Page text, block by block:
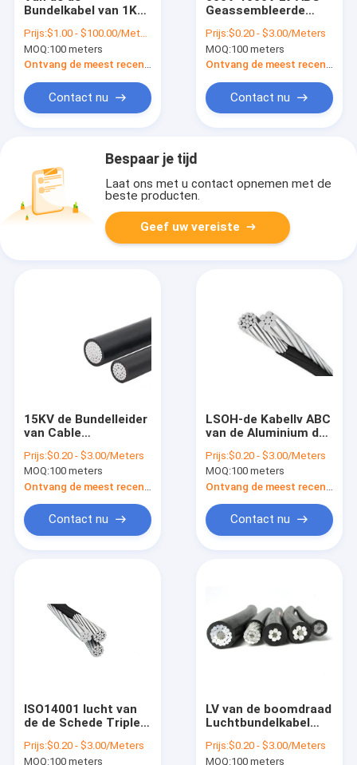
Bundelkabel van 1KV
van het
Aluminiumabc
Luchtkabel
Prijs:$1.00 - $100.00/Meters
MOQ:100 meters
Ontvang de meest recente Prijs
Contact nu
Geassembleerde
de Lucht Gebundelde
Kabel NFC 33209
Prijs:$0.20 - $3.00/Meters
MOQ:100 meters
Ontvang de meest recente Prijs
Contact nu
Bespaar je tijd
Laat ons met u contact opnemen met de
beste producten.
Geef uw vereiste
15KV de Bundelleider
van Cable
van de
aluminiumleider
Prijs:$0.20 - $3.00/Meters
MOQ:100 meters
Contact nu
LSOH-de Kabellv ABC
van de Aluminium de
Duplexdraad van de
de Dienstdaling
Prijs:$0.20 - $3.00/Meters
MOQ:100 meters
Contact nu
ISO14001 lucht van
de de Schede Triplex
Bundelkabel LSOH de
Prijs:$0.20 - $3.00/Meters
MOQ:100 meters
LV van de boomdraad
Luchtbundelkabel
Lagenacsr Kabels
Prijs:$0.20 - $3.00/Meters
MOQ:100 meters